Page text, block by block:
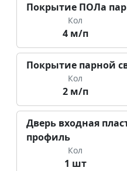
Покрытие ПОЛа
Кол
4 м/п
Покрытие парной
Кол
2 м/п
Дверь входная
профиль
Кол
1 шт